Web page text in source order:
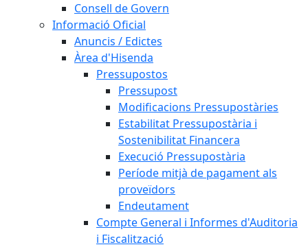
Consell de Govern
Informació Oficial
Anuncis / Edictes
Àrea d'Hisenda
Pressupostos
Pressupost
Modificacions Pressupostàries
Estabilitat Pressupostària i
Sostenibilitat Financera
Execució Pressupostària
Període mitjà de pagament als
proveïdors
Endeutament
Compte General i Informes d'Auditoria
i Fiscalització